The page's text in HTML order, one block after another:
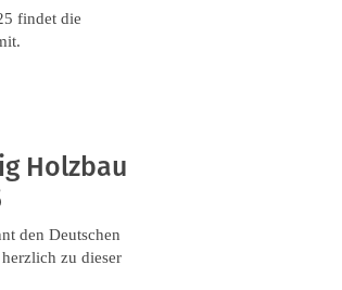
findet die
Holzbau
den Deutschen
zu dieser